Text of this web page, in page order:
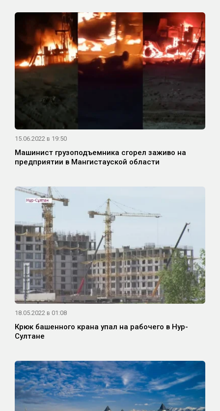
15.06.2022 в 19:50
Машинист грузоподъемника сгорел заживо на
предприятии в Мангистауской области
18.05.2022 в 01:08
Крюк башенного крана упал на рабочего в Нур-
Султане